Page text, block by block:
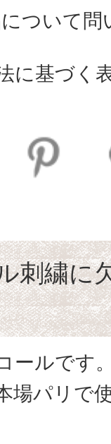
ついて問
に基づく
刺繍に
ールです
場パリで